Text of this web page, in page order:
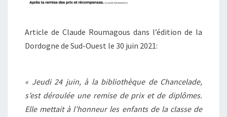
Article de Claude Roumagous dans l’édition de la
Dordogne de Sud-Ouest le 30 juin 2021:
« Jeudi 24 juin, à la bibliothèque de Chancelade,
s’est déroulée une remise de prix et de diplômes.
Elle mettait à l’honneur les enfants de la classe de